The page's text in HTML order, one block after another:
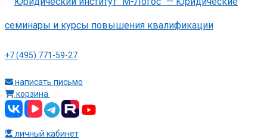
+7 (495) 771-59-27
написать письмо
корзина
личный кабинет